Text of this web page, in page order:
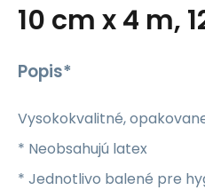
10 cm x 4 m,
Popis*
Vysokokvalitné,
* Neobsahujú latex
* Jednotlivo balené pre